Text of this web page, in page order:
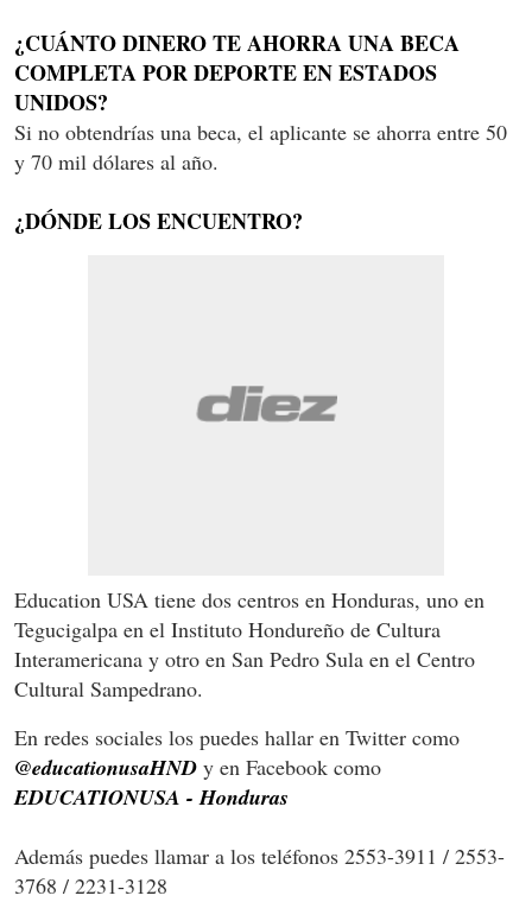
¿CUÁNTO DINERO TE AHORRA UNA BECA
COMPLETA POR DEPORTE EN ESTADOS
UNIDOS?
Si no obtendrías una beca, el aplicante se ahorra entre 50
y 70 mil dólares al año.
¿DÓNDE LOS ENCUENTRO?
Education USA tiene dos centros en Honduras, uno en
Tegucigalpa en el Instituto Hondureño de Cultura
Interamericana y otro en San Pedro Sula en el Centro
Cultural Sampedrano.
En redes sociales los puedes hallar en Twitter como
@educationusaHND y en Facebook como
EDUCATIONUSA - Honduras
Además puedes llamar a los teléfonos 2553-3911 / 2553-
3768 / 2231-3128